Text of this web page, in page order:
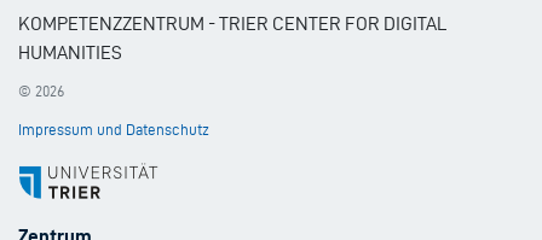
KOMPETENZZENTRUM - TRIER CENTER FOR DIGITAL
HUMANITIES
© 2026
Impressum und Datenschutz
Footer